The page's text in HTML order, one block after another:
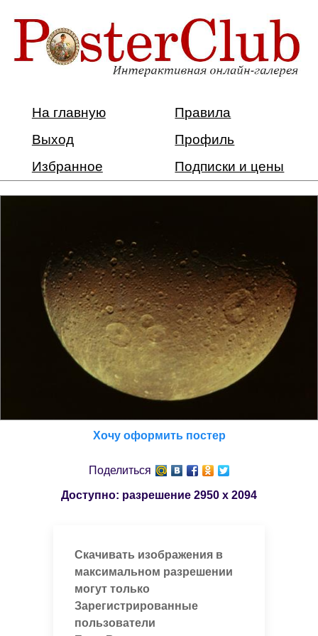
На главную
Правила
Выход
Профиль
Избранное
Подписки и цены
Хочу оформить постер
Поделиться
Доступно: разрешение 2950 x 2094
Скачивать изображения в
максимальном разрешении
могут только
Зарегистрированные
пользователи